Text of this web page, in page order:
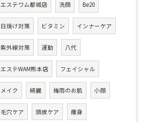
エステワム都城店 洗顔 Be20
日焼け対策 ビタミン インナーケア
紫外線対策 運動 八代
エステWAM熊本店 フェイシャル
メイク 綺麗 梅雨のお肌 小顔
毛穴ケア 頭皮ケア 痩身